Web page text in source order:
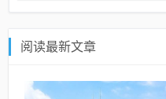
阅读最新文章